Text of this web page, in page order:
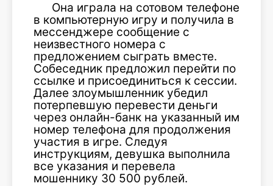
Она играла на сотовом телефоне
в компьютерную игру и получила в
мессенджере сообщение с
неизвестного номера с
предложением сыграть вместе.
Собеседник предложил перейти по
ссылке и присоединиться к сессии.
Далее злоумышленник убедил
потерпевшую перевести деньги
через онлайн-банк на указанный им
номер телефона для продолжения
участия в игре. Следуя
инструкциям, девушка выполнила
все указания и перевела
мошеннику 30 500 рублей.